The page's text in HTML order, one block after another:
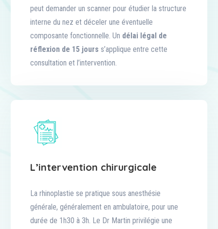
peut demander un scanner pour étudier la structure
interne du nez et déceler une éventuelle
composante fonctionnelle. Un délai légal de
réflexion de 15 jours s’applique entre cette
consultation et l’intervention.
L’intervention chirurgicale
La rhinoplastie se pratique sous anesthésie
générale, généralement en ambulatoire, pour une
durée de 1h30 à 3h. Le Dr Martin privilégie une